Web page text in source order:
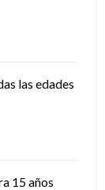
las edades
15 años